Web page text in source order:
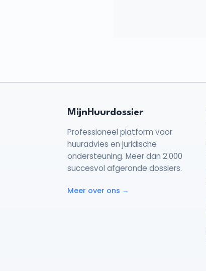
MijnHuurdossier
Professioneel platform voor
huuradvies en juridische
ondersteuning. Meer dan 2.000
succesvol afgeronde dossiers.
Meer over ons →